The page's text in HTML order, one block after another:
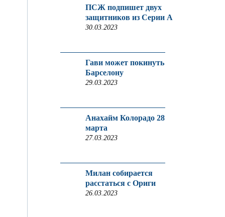
ПСЖ подпишет двух
защитников из Серии A
30.03.2023
Гави может покинуть
Барселону
29.03.2023
Анахайм Колорадо 28
марта
27.03.2023
Милан собирается
расстаться с Ориги
26.03.2023